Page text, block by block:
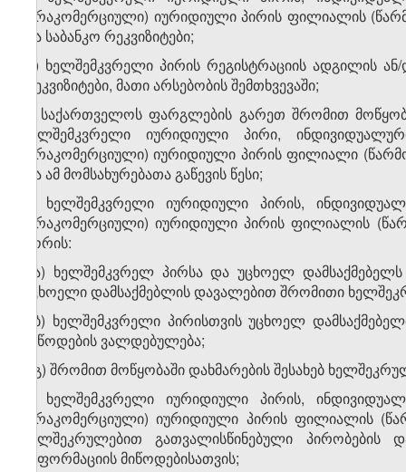
(არაკომერციული) იურიდიული პირის ფილიალის
და საბანკო რეკვიზიტები;
დ) ხელშემკვრელი პირის რეგისტრაციის ადგილის
რეკვიზიტები, მათი არსებობის შემთხვევაში;
ე) საქართველოს ფარგლების გარეთ შრომით
ხელშემკვრელი იურიდიული პირი,
(არაკომერციული) იურიდიული პირის ფილიალი
და ამ მომსახურებათა გაწევის წესი;
ვ) ხელშემკვრელი იურიდიული პირის,
(არაკომერციული) იურიდიული პირის ფილიალის
შორის:
ვ.ა) ხელშემკვრელ პირსა და უცხოელ
უცხოელი დამსაქმებლის დავალებით შრომითი
ვ.ბ) ხელშემკვრელი პირისთვის უცხოელ
მიწოდების ვალდებულება;
ვ.გ) შრომით მოწყობაში დახმარების შესახებ
ზ) ხელშემკვრელი იურიდიული პირის,
(არაკომერციული) იურიდიული პირის ფილიალის
ხელშეკრულებით გათვალისწინებული
ინფორმაციის მიწოდებისათვის;